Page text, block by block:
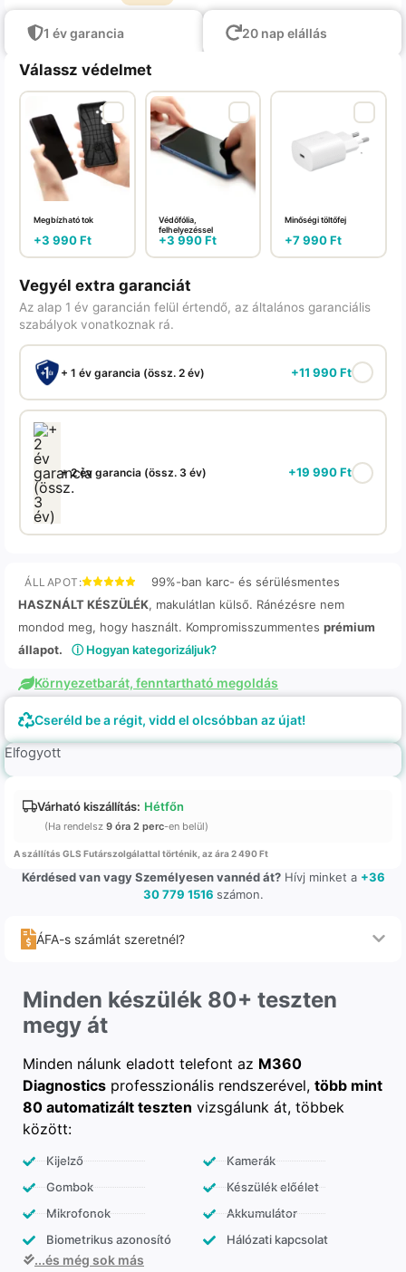
1 év garancia 20 nap elállás
Válassz védelmet
Megbízható tok
+3 990Ft
Védőfólia,
felhelyezéssel
+3 990Ft
Minőségi töltőfej
+7 990Ft
Vegyél extra garanciát
Az alap 1 év garancián felül értendő, az általános garanciális
szabályok vonatkoznak rá.
+ 1 év garancia (össz. 2 év) +11 990Ft
+ 2 év garancia (össz. 3 év) +19 990Ft
ÁLLAPOT:
99%-ban karc- és sérülésmentes
HASZNÁLT KÉSZÜLÉK, makulátlan külső. Ránézésre nem
mondod meg, hogy használt. Kompromisszummentes prémium
állapot.
ⓘ Hogyan kategorizáljuk?
Környezetbarát, fenntartható megoldás
Cseréld be a régit, vidd el olcsóbban az újat!
Elfogyott
Várható kiszállítás: Hétfőn
(Ha rendelsz 9 óra 2 perc-en belül)
A szállítás GLS Futárszolgálattal történik, az ára 2 490 Ft
Kérdésed van vagy Személyesen vannéd át?Hívj minket a +36
30 779 1516 számon.
ÁFA-s számlát szeretnél?
Minden készülék 80+ teszten
megy át
Minden nálunk eladott telefont az M360
Diagnostics professzionális rendszerével, több mint
80 automatizált teszten vizsgálunk át, többek
között:
Kijelző
Gombok
Mikrofonok
Biometrikus azonosító
Kamerák
Készülék előélet
Akkumulátor
Hálózati kapcsolat
...és még sok más